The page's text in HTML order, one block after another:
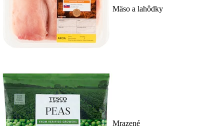
Mäso a lahôdky
Mrazené